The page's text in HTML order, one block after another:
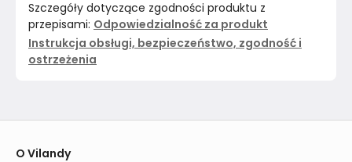
Szczegóły dotyczące zgodności produktu z
przepisami: Odpowiedzialność za produkt
Instrukcja obsługi, bezpieczeństwo, zgodność i
ostrzeżenia
O Vilandy